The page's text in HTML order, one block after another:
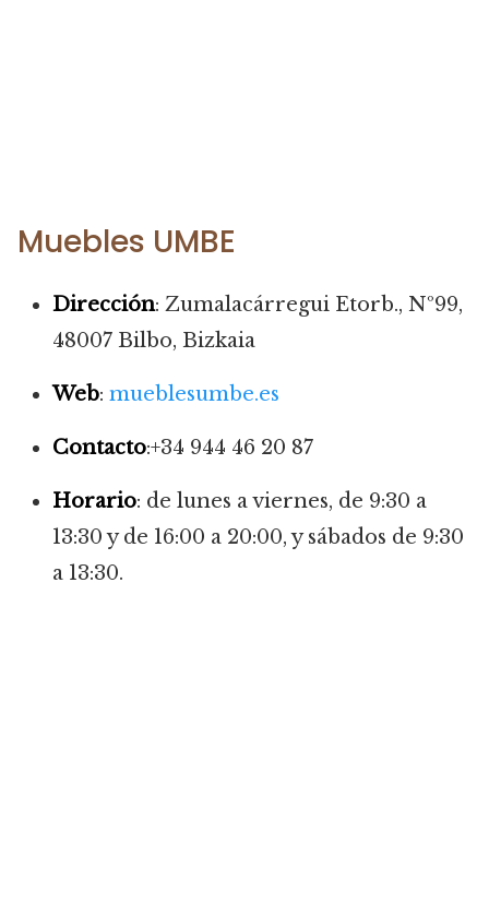
Muebles UMBE
Dirección: Zumalacárregui Etorb., Nº99,
48007 Bilbo, Bizkaia
Web: mueblesumbe.es
Contacto:+34 944 46 20 87
Horario: de lunes a viernes, de 9:30 a
13:30 y de 16:00 a 20:00, y sábados de 9:30
a 13:30.